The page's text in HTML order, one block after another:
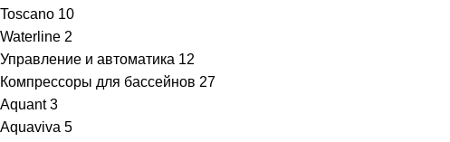
Toscano 10
Waterline 2
Управление и автоматика 12
Компрессоры для бассейнов 27
Aquant 3
Aquaviva 5